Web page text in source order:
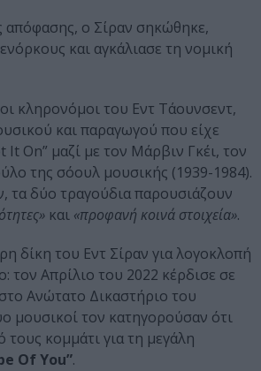
απόφασης, ο Σίραν σηκώθηκε,
και αγκάλιασε τη νομική
κληρονόμοι του Εντ Τάουνσεντ,
και παραγωγού που είχε
It On” μαζί με τον Μάρβιν Γκέι, τον
της σόουλ μουσικής (1939-1984).
τα δύο τραγούδια παρουσιάζουν
και «προφανή κοινά στοιχεία».
δίκη του Εντ Σίραν για λογοκλοπή
τον Απρίλιο του 2022 κέρδισε σε
Ανώτατο Δικαστήριο του
μουσικοί τον κατηγορούσαν ότι
τους κομμάτι για τη μεγάλη
Of You”.